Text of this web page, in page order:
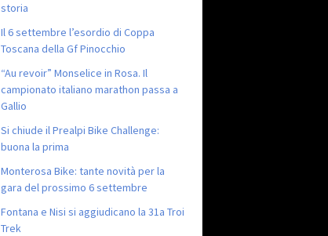
storia
Il 6 settembre l’esordio di Coppa
Toscana della Gf Pinocchio
“Au revoir” Monselice in Rosa. Il
campionato italiano marathon passa a
Gallio
Si chiude il Prealpi Bike Challenge:
buona la prima
Monterosa Bike: tante novità per la
gara del prossimo 6 settembre
Fontana e Nisi si aggiudicano la 31a Troi
Trek